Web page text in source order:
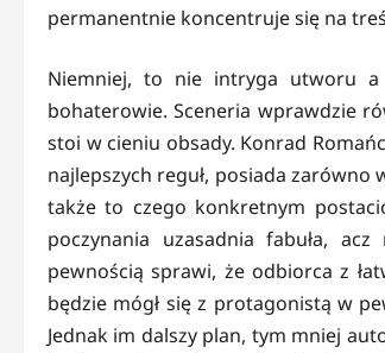
permanentnie koncentruje się na
Niemniej, to nie intryga utworu a
bohaterowie. Sceneria wprawdzie
stoi w cieniu obsady. Konrad
najlepszych reguł, posiada
także to czego konkretnym
poczynania uzasadnia fabuła,
pewnością sprawi, że odbiorca z
będzie mógł się z protagonistą w
Jednak im dalszy plan, tym mniej